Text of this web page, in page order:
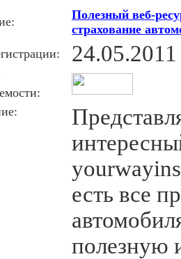
Полезный веб-
страхование
24.05.2011
есть все
полезную